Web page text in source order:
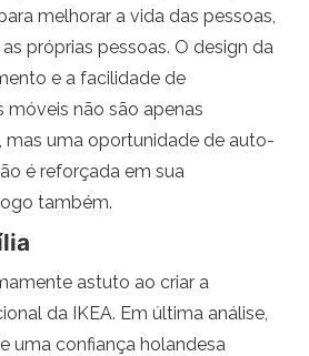
melhorar a vida das pessoas,
próprias pessoas. O design da
e a facilidade de
não são apenas
mas uma oportunidade de auto-
é reforçada em sua
também.
astuto ao criar a
da IKEA. Em última análise,
uma confiança holandesa